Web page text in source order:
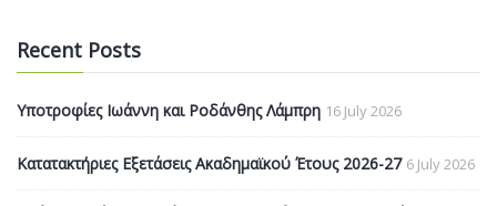
Recent Posts
Υποτροφίες Ιωάννη και Ροδάνθης Λάμπρη 16 July 2026
Κατατακτήριες Εξετάσεις Ακαδημαϊκού Έτους 2026-27 6 July 2026